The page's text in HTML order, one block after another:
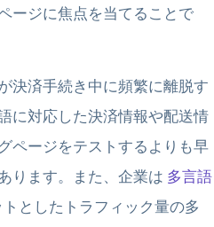
ージに焦点を当てることで
決済手続き中に頻繁に離脱す
に対応した決済情報や配送情
ページをテストするよりも早
ります。また、企業は 多言語
としたトラフィック量の多